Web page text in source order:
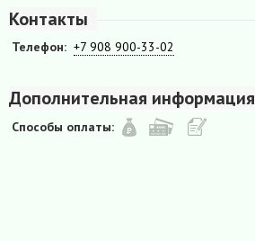
Контакты
Телефон: +7 908 900-33-02
Дополнительная информация
Способы оплаты: